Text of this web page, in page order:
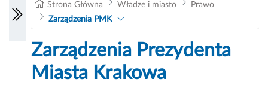
Strona Główna Władze i miasto
Prawo
Zarządzenia PMK
Zarządzenia Prezydenta
Miasta Krakowa